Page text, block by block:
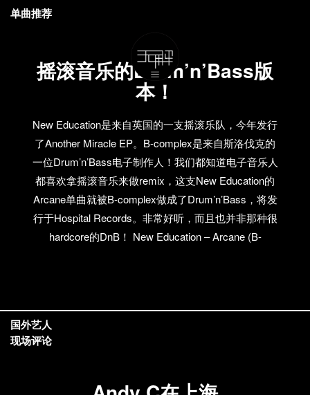
摇滚音乐的Drum’n’Bass版
本！
New Education是来自英国的一支摇滚乐队，今年发行
了Another Miracle EP。B-complex是来自斯洛伐克的
一位Drum’n’Bass电子制作人！我们都知道电子音乐人
都喜欢拿摇滚音乐来做remix，这支New Education的
Arcane单曲就被B-complex做成了Drum’n’Bass，将发
行于Hospital Records。非常好听，而且也并非那种很
hardcore的DnB！ New Education – Arcane (B-
单曲推荐
国外艺人
现场评论